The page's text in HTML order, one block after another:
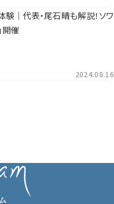
｜代表・尾石晴も解説！ソワ
開催
2024.08.16